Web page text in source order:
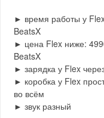
► время работы у
BeatsX
► цена Flex ниже:
BeatsX
► зарядка у Flex
► коробка у Flex
во всём
► звук разный